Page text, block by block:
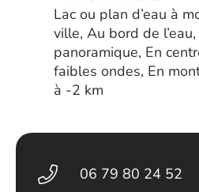
Lac ou plan d’eau à
ville, Au bord de
panoramique, En
faibles ondes, En
à -2 km
06 79 80 24 52